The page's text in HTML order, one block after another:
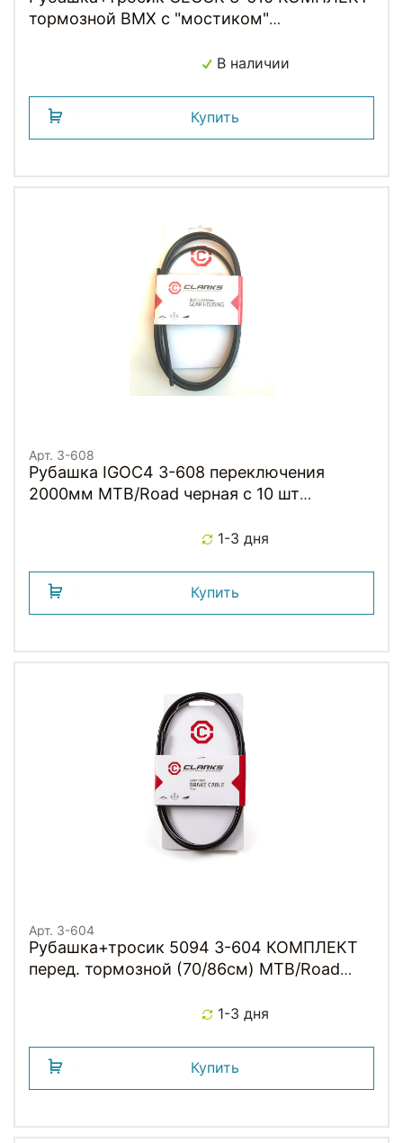
тормозной BMX с "мостиком"
В наличии
Купить
Арт. 3-608
Рубашка IGOC4 3-608 переключения
2000мм MTB/Road черная с 10 шт
1-3 дня
Купить
Арт. 3-604
Рубашка+тросик 5094 3-604 КОМПЛЕКТ
перед. тормозной (70/86см) MTB/Road
1-3 дня
Купить